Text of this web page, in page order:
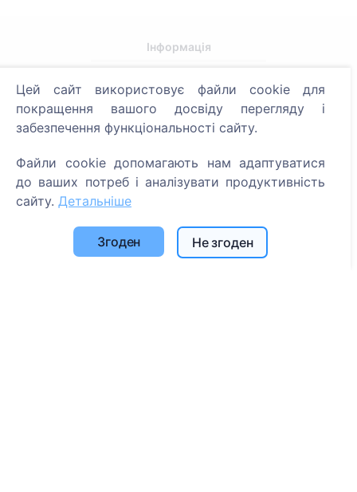
Інформація
Часто задавані питання
Події
Список муніципалітетів та користувачів
Політика конфіденційності
Налаштування файлів cookie
Цей сайт використовує файли cookie для
покращення вашого досвіду перегляду і
забезпечення функціональності сайту.
Файли cookie допомагають нам адаптуватися
до ваших потреб і аналізувати продуктивність
сайту. Детальніше
Згоден Не згоден